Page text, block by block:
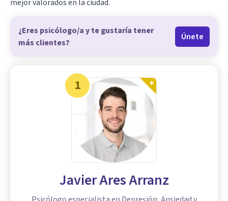
mejor valorados en la ciudad.
¿Eres psicólogo/a y te gustaría tener
más clientes?
Únete
1
Javier Ares Arranz